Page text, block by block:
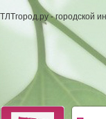
ТЛТгород.ру - городской